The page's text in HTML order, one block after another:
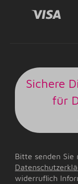
Sichere
für
Bitte senden Sie
widerruflich